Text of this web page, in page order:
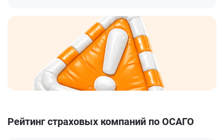
Рейтинг страховых компаний по ОСАГО